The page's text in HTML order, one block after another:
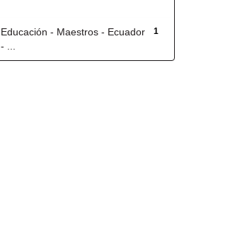
1
Educación - Maestros - Ecuador
- ...